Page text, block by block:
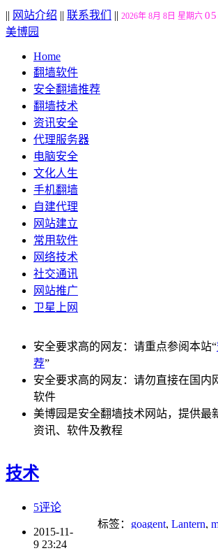
|| 网站介绍 || 联系我们 || 2026年 8月 8日 星期六
美博园
Home
翻墙软件
安全翻墙推荐
翻墙技术
资讯安全
代理服务器
电脑安全
文化人生
手机翻墙
自建代理
网站建立
常用软件
网络技术
社交通讯
网站推广
卫星上网
安全要求高的网友：请重点参阅本站“
荐”
安全要求高的网友：请勿直接在国内
软件
美博园是安全翻墙技术网站，提供最
资讯、软件及教程
技术
5评论
标签： goagent, Lantern,
2015-11-
9 23:24